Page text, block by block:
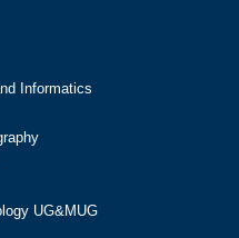
Informatics
UG&MUG